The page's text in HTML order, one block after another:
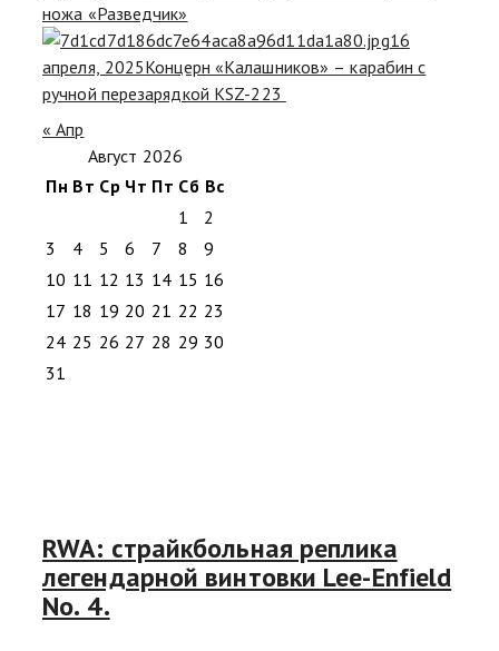
ножа «Разведчик»
16
апреля, 2025Концерн «Калашников» – карабин с
ручной перезарядкой KSZ-223
« Апр
Август 2026
Пн Вт Ср Чт Пт Сб Вс
1
2
3
4 5 6 7 8
9
10 11 12 13 14 15 16
17 18 19 20 21 22 23
24 25 26 27 28 29 30
31
RWA: страйкбольная реплика
легендарной винтовки Lee-Enfield
No. 4.